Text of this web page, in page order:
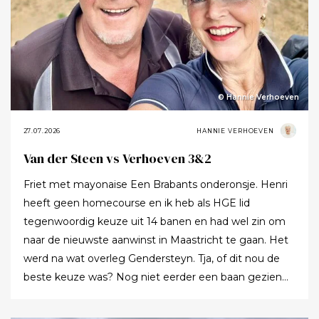
homecourse. Alleen is Texel dit jaar geen tweedaagse,
maar telt het één wedstrijddag. En toch, wat
weerhoudt je ervan om een paar dagen eerder te
komen of langer te blijven. Het eiland heet je welkom.
Net als het hele team van De Texelse. Woensdag 2
september, Texel. Partners zijn welkom. NB: Bij de
foto’s. Openen met verdorde landschap. Onderschrift:
fairway. Onderschrift: Bij de start van de zomer op 21
juni was alles nog groen op de Texelse. C: Ronald
Massaut
© Hannie Verhoeven
27.07.2026 HANNIE VERHOEVEN
Van der Steen vs Verhoeven 3&2
Friet met mayonaise Een Brabants onderonsje. Henri
heeft geen homecourse en ik heb als HGE lid
tegenwoordig keuze uit 14 banen en had wel zin om
naar de nieuwste aanwinst in Maastricht te gaan. Het
werd na wat overleg Gendersteyn. Tja, of dit nou de
beste keuze was? Nog niet eerder een baan gezien